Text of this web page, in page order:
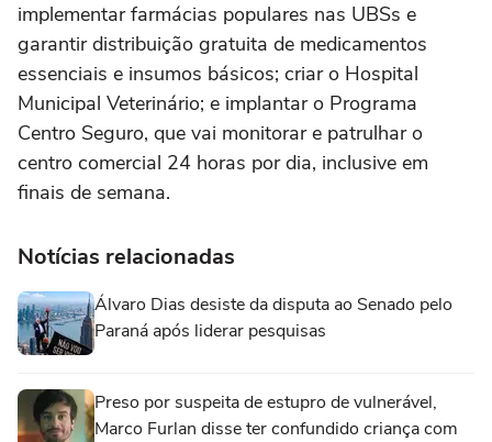
implementar farmácias populares nas UBSs e
garantir distribuição gratuita de medicamentos
essenciais e insumos básicos; criar o Hospital
Municipal Veterinário; e implantar o Programa
Centro Seguro, que vai monitorar e patrulhar o
centro comercial 24 horas por dia, inclusive em
finais de semana.
Notícias relacionadas
Álvaro Dias desiste da disputa ao Senado pelo
Paraná após liderar pesquisas
Preso por suspeita de estupro de vulnerável,
Marco Furlan disse ter confundido criança com